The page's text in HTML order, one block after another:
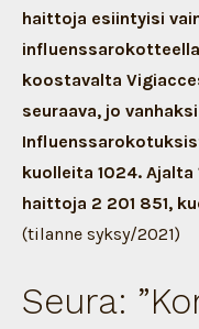
haittoja esiintyisi
koostavalta
seuraava, jo
kuolleita 1024.
haittoja 2 201 851,
(tilanne syksy/2021)
Seura: